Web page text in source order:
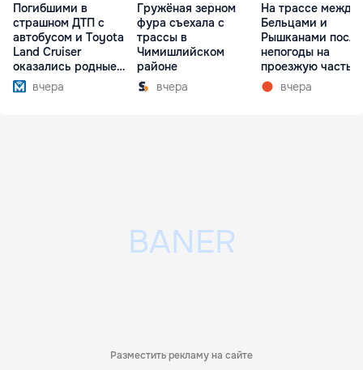
Погибшими в
страшном ДТП с
автобусом и Toyota
Land Cruiser
оказались родные
братьявчера
Гружёная зерном
фура съехала с
трассы в
Чимишлийском
районе
вчера
На трассе между
Бельцами и
Рышканами после
непогоды на
проезжую часть
упали деревья
вчера
Разместить рекламу на сайте